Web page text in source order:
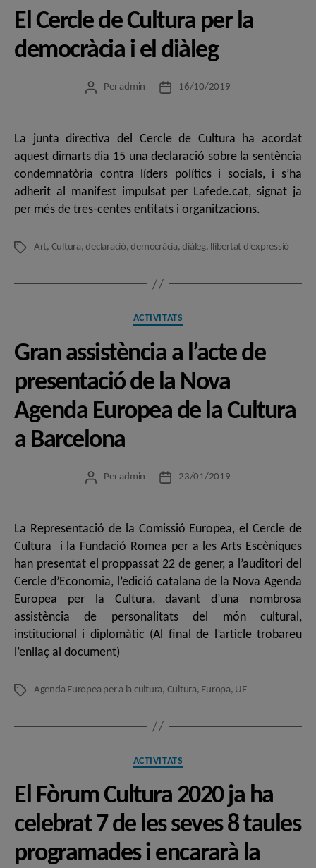
El Cercle de Cultura per la
democràcia i el diàleg
Autor
Per admin
Data16/10/2019
La junta directiva del Cercle de Cultura ha acordat
aquest dimarts dia 15 una declaració sobre la sentència
condemnatòria contra líders polítics i socials, i s’ha
adherit al manifest impulsat per Lafede.cat, signat ja
per més de tres-centes entitats i organitzacions.
Etiquetes
Art, Cultura,declaració,democràcia,diàleg, llibertat d'expressió
Categories
ACTIVITATS
Gran assistència a l’acte de
presentació de la Nova
Agenda Europea de la Cultura
a Barcelona
Autor
Per admin
Data23/01/2019
La Representació de la Comissió Europea, el Cercle de
Cultura i la Fundació Romea per a les Arts Escèniques
han presentat el proppassat 22 de gener, a l’auditori del
Cercle d’Economia, l’edició catalana de la Nova Agenda
Europea per la Cultura, davant d’una nombrosa
assistència de personalitats del món cultural,
institucional i diplomàtic (Al final de l’article trobareu
l’enllaç al document)
EtiquetesAgenda Europea per a la cultura, Cultura, Europa, UE
Categories
ACTIVITATS
El Fòrum Cultura 2020 ja ha
celebrat 7 de les seves 8 taules
programades i encararà la